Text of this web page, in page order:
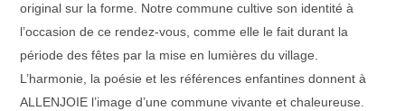
original sur la forme. Notre commune cultive son identité à
l’occasion de ce rendez-vous, comme elle le fait durant la
période des fêtes par la mise en lumières du village.
L’harmonie, la poésie et les références enfantines donnent à
ALLENJOIE l’image d’une commune vivante et chaleureuse.